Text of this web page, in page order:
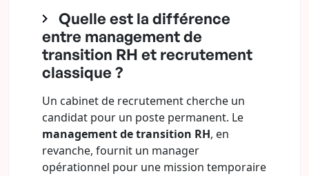
Quelle est la différence
entre management de
transition RH et recrutement
classique ?
Un cabinet de recrutement cherche un
candidat pour un poste permanent. Le
management de transition RH, en
revanche, fournit un manager
opérationnel pour une mission temporaire